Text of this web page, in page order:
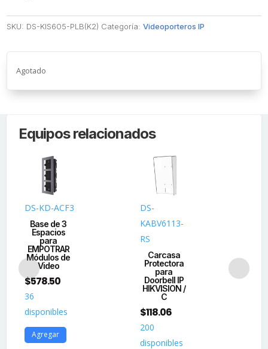
SKU: DS-KIS605-PLB(K2) Categoría:Videoporteros IP
Agotado
Equipos relacionados
DS-KD-ACF3
Base de 3
Espacios
para
EMPOTRAR
Módulos de
Video
$578.50
36
disponibles
Agregar
DS-
KABV6113-
RS
Carcasa
Protectora
para
Doorbell IP
HIKVISION /
C
$118.06
200
disponibles